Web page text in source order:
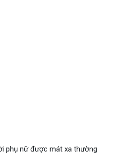
phụ nữ được mát xa thường